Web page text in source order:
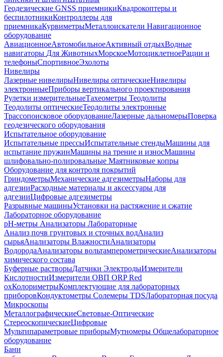
Геодезические GNSS приемникиКвадрокоптеры и
беспилотникиКонтроллеры для
приемникаКурвиметрыМеталлоискатели Навигационное
оборудование
АвиационноеАвтомобильноеАктивный отдыхВодные
навигаторы Для ЖивотныхМорскоеМотоциклетноеРации и
телефоныСпортивноеЭхолоты
Нивелиры
Лазерные нивелирыНивелиры оптическиеНивелиры
электронныеПриборы вертикального проектирования
Рулетки измерительныеТахеометры Теодолиты
Теодолиты оптическиеТеодолиты электронные
Трассопоисковое оборудованиеЛазерные дальномерыПоверка
геодезического оборудования
Испытательное оборудование
Испытательные прессыИспытательные стендыМашины для
испытание пружинМашины на трение и износМашины
шлифовально-полировальные Маятниковые копры
Оборудование для контроля покрытий
ГриндометрыМеханические адгезиметрыНаборы для
адгезииРасходные материалы и аксессуары для
адгезииЦифровые адгезиметры
Разрывные машиныУстановки на растяжение и сжатие
Лабораторное оборудование
pH-метры Анализаторы Лабораторные
Анализ почв грунтовых и сточных водАнализ
сырьяАнализаторы ВлажностиАнализаторы
ВодородаАнализаторы вольтамперометрическиеАнализаторы
химического состава
Буферные растворыДатчики ЭлектродыИзмерители
КислотностиИзмерители ОВП ORP Red
oxКолориметрыКомплектующие для лабораторных
приборовКондуктометры Солемеры TDSЛабораторная посуда
Микроскопы
МеталлографическиеСветовые-Оптические
СтереоскопическиеЦифровые
Мультипараметровые приборыМутномеры Общелабораторное
оборудование
Бани